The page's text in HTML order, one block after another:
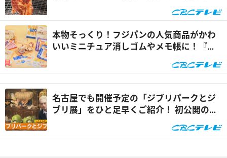
本物そっくり！フジパンの人気商品がかわ
いいミニチュア消しゴムやメモ帳に！『チ
名古屋でも開催予定の「ジブリパークとジ
ブリ展」をひと足早くご紹介！ 初公開の展